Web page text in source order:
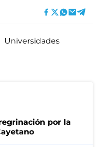
Universidades
por la